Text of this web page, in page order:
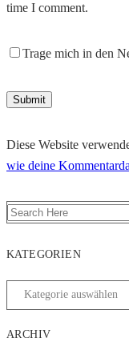
time I comment.
Trage mich in den
Diese Website
wie deine
KATEGORIEN
ARCHIV